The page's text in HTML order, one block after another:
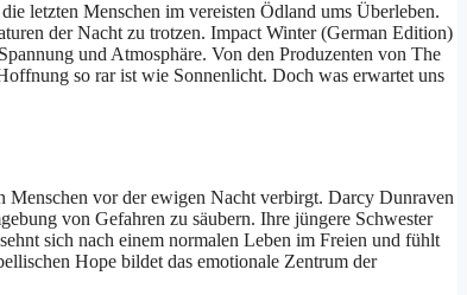
letzten Menschen im vereisten Ödland ums Überleben.
der Nacht zu trotzen. Impact Winter (German Edition)
und Atmosphäre. Von den Produzenten von The
so rar ist wie Sonnenlicht. Doch was erwartet uns
Menschen vor der ewigen Nacht verbirgt. Darcy Dunraven
von Gefahren zu säubern. Ihre jüngere Schwester
sich nach einem normalen Leben im Freien und fühlt
Hope bildet das emotionale Zentrum der